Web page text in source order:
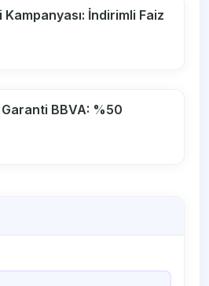
İndirimli Faiz
BBVA: %50